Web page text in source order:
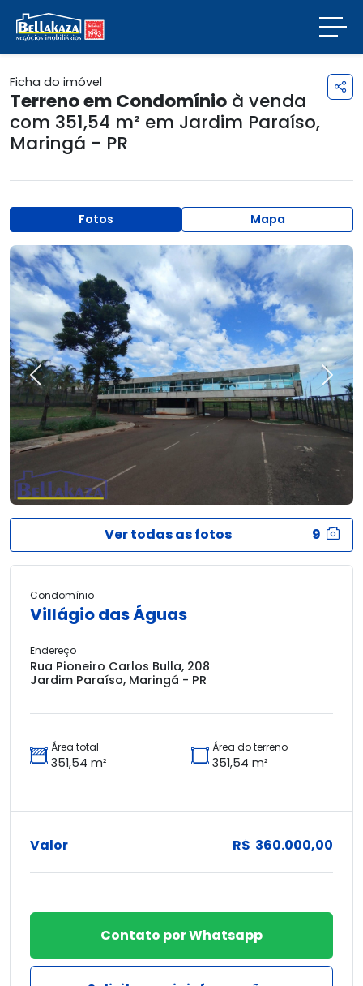
Ficha do imóvel
Terreno em Condomínio à venda
com 351,54 m² em Jardim Paraíso,
Maringá - PR
Fotos Mapa
Previous Next
Ver todas as fotos 9
Condomínio
Villágio das Águas
Endereço
Rua Pioneiro Carlos Bulla, 208
Jardim Paraíso, Maringá - PR
Área total
351,54 m²
Área do terreno
351,54 m²
Valor R$ 360.000,00
Contato por Whatsapp